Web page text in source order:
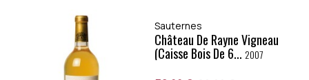
Sauternes
Château De Rayne Vigneau
(caisse Bois De 6... 2007